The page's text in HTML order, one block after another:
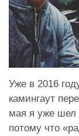
Уже в 2016
камингаут
мая я уже шел
потому что